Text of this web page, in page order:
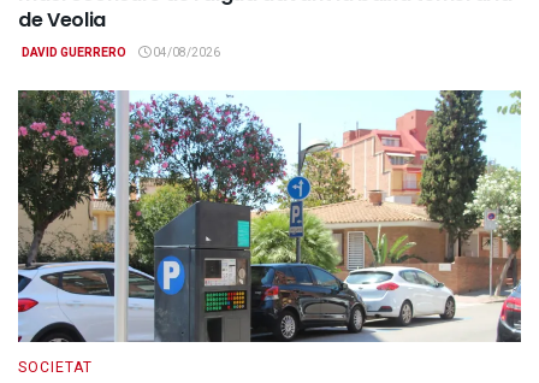
de Veolia
DAVID GUERRERO 04/08/2026
SOCIETAT